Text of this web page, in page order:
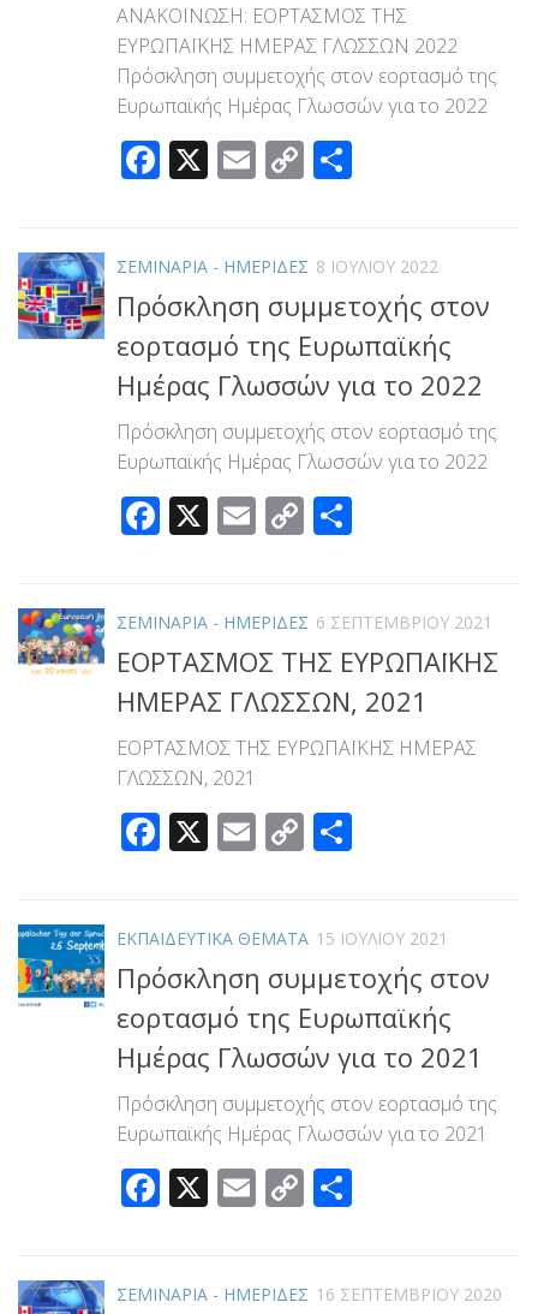
ΑΝΑΚΟΙΝΩΣΗ: ΕΟΡΤΑΣΜΟΣ ΤΗΣ
ΕΥΡΩΠΑΪΚΗΣ ΗΜΕΡΑΣ ΓΛΩΣΣΩΝ 2022
Πρόσκληση συμμετοχής στον εορτασμό της
Ευρωπαϊκής Ημέρας Γλωσσών για το 2022
Facebook
X Email
Copy
Link
ΣΕΜΙΝΑΡΙΑ - ΗΜΕΡΙΔΕΣ 8 ΙΟΥΛΊΟΥ 2022
Πρόσκληση συμμετοχής στον
εορτασμό της Ευρωπαϊκής
Ημέρας Γλωσσών για το 2022
Πρόσκληση συμμετοχής στον εορτασμό της
Ευρωπαϊκής Ημέρας Γλωσσών για το 2022
Facebook
X Email
Copy
ΣΕΜΙΝΑΡΙΑ - ΗΜΕΡΙΔΕΣ 6 ΣΕΠΤΕΜΒΡΊΟΥ 2021
ΕΟΡΤΑΣΜΟΣ ΤΗΣ ΕΥΡΩΠΑΪΚΗΣ
ΗΜΕΡΑΣ ΓΛΩΣΣΩΝ, 2021
ΕΟΡΤΑΣΜΟΣ ΤΗΣ ΕΥΡΩΠΑΪΚΗΣ ΗΜΕΡΑΣ
ΓΛΩΣΣΩΝ, 2021
Facebook
X Email
Copy
ΕΚΠΑΙΔΕΥΤΙΚΑ ΘΕΜΑΤΑ 15 ΙΟΥΛΊΟΥ 2021
Πρόσκληση συμμετοχής στον
εορτασμό της Ευρωπαϊκής
Ημέρας Γλωσσών για το 2021
Πρόσκληση συμμετοχής στον εορτασμό της
Ευρωπαϊκής Ημέρας Γλωσσών για το 2021
Facebook
X Email
Copy
ΣΕΜΙΝΑΡΙΑ - ΗΜΕΡΙΔΕΣ 16 ΣΕΠΤΕΜΒΡΊΟΥ 2020